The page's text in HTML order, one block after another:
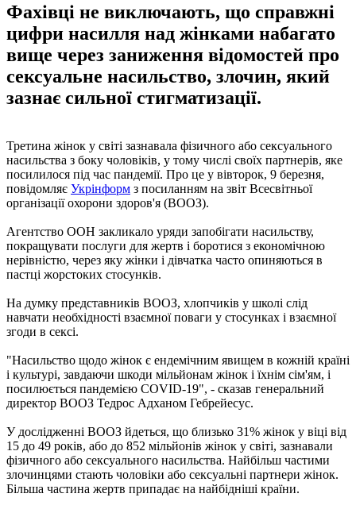
Фахівці не виключають, що справжні
цифри насилля над жінками набагато
вище через заниження відомостей про
сексуальне насильство, злочин, який
зазнає сильної стигматизації.
Третина жінок у світі зазнавала фізичного або сексуального
насильства з боку чоловіків, у тому числі своїх партнерів, яке
посилилося під час пандемії. Про це у вівторок, 9 березня,
повідомляє Укрінформ з посиланням на звіт Всесвітньої
організації охорони здоров'я (ВООЗ).
Агентство ООН закликало уряди запобігати насильству,
покращувати послуги для жертв і боротися з економічною
нерівністю, через яку жінки і дівчатка часто опиняються в
пастці жорстоких стосунків.
На думку представників ВООЗ, хлопчиків у школі слід
навчати необхідності взаємної поваги у стосунках і взаємної
згоди в сексі.
"Насильство щодо жінок є ендемічним явищем в кожній країні
і культурі, завдаючи шкоди мільйонам жінок і їхнім сім'ям, і
посилюється пандемією COVID-19", - сказав генеральний
директор ВООЗ Тедрос Адханом Гебрейесус.
У дослідженні ВООЗ йдеться, що близько 31% жінок у віці від
15 до 49 років, або до 852 мільйонів жінок у світі, зазнавали
фізичного або сексуального насильства. Найбільш частими
злочинцями стають чоловіки або сексуальні партнери жінок.
Більша частина жертв припадає на найбідніші країни.